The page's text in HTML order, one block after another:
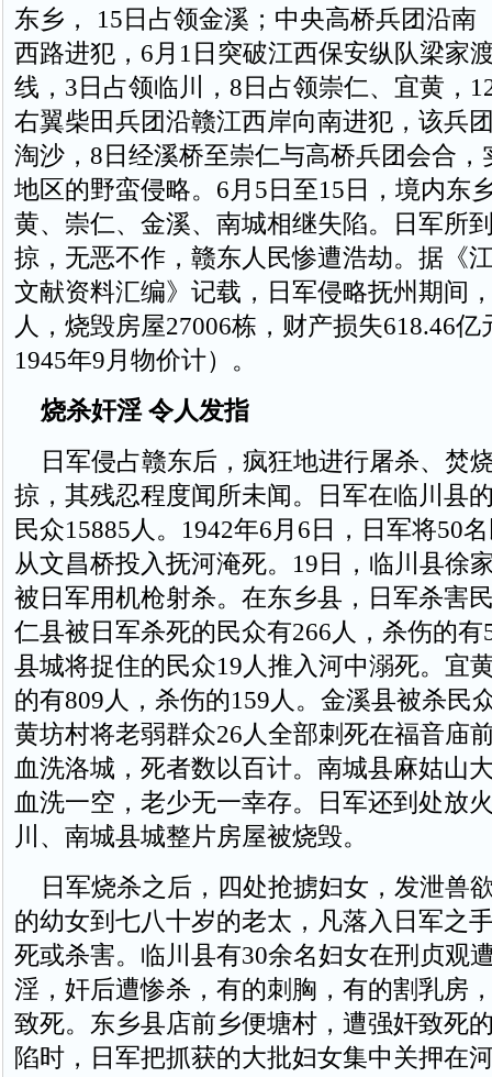
东乡， 15日占领金溪；中央高桥兵团沿南
西路进犯，6月1日突破江西保安纵队梁家
线，3日占领临川，8日占领崇仁、宜黄，
右翼柴田兵团沿赣江西岸向南进犯，该兵
淘沙，8日经溪桥至崇仁与高桥兵团会合，
地区的野蛮侵略。6月5日至15日，境内东
黄、崇仁、金溪、南城相继失陷。日军所
掠，无恶不作，赣东人民惨遭浩劫。据《
文献资料汇编》记载，日军侵略抚州期间
人，烧毁房屋27006栋，财产损失618.46亿
1945年9月物价计）。
烧杀奸淫 令人发指
日军侵占赣东后，疯狂地进行屠杀、焚
掠，其残忍程度闻所未闻。日军在临川县
民众15885人。1942年6月6日，日军将50
从文昌桥投入抚河淹死。19日，临川县徐
被日军用机枪射杀。在东乡县，日军杀害
仁县被日军杀死的民众有266人，杀伤的有
县城将捉住的民众19人推入河中溺死。宜
的有809人，杀伤的159人。金溪县被杀民
黄坊村将老弱群众26人全部刺死在福音庙
血洗洛城，死者数以百计。南城县麻姑山
血洗一空，老少无一幸存。日军还到处放
川、南城县城整片房屋被烧毁。
日军烧杀之后，四处抢掳妇女，发泄兽
的幼女到七八十岁的老太，凡落入日军之
死或杀害。临川县有30余名妇女在刑贞观
淫，奸后遭惨杀，有的刺胸，有的割乳房
致死。东乡县店前乡便塘村，遭强奸致死
陷时，日军把抓获的大批妇女集中关押在